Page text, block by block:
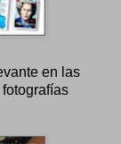
en las